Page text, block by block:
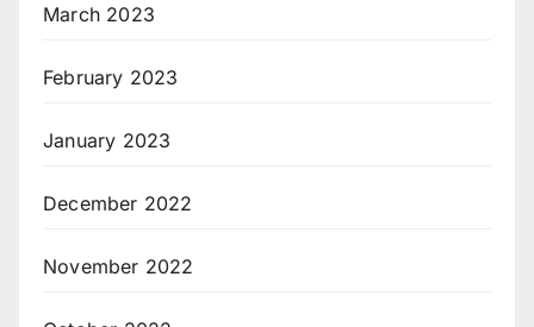
March 2023
February 2023
January 2023
December 2022
November 2022